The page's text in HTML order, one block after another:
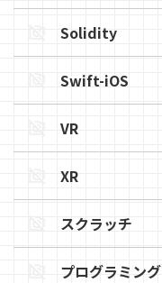
Solidity
Swift-iOS
VR
XR
スクラッチ
プログラミング